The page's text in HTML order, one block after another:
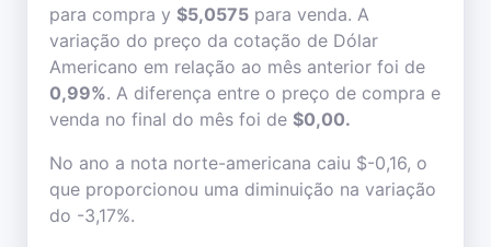
para compra y $5,0575 para venda. A
variação do preço da cotação de Dólar
Americano em relação ao mês anterior foi de
0,99%. A diferença entre o preço de compra e
venda no final do mês foi de $0,00.
No ano a nota norte-americana caiu $-0,16, o
que proporcionou uma diminuição na variação
do -3,17%.